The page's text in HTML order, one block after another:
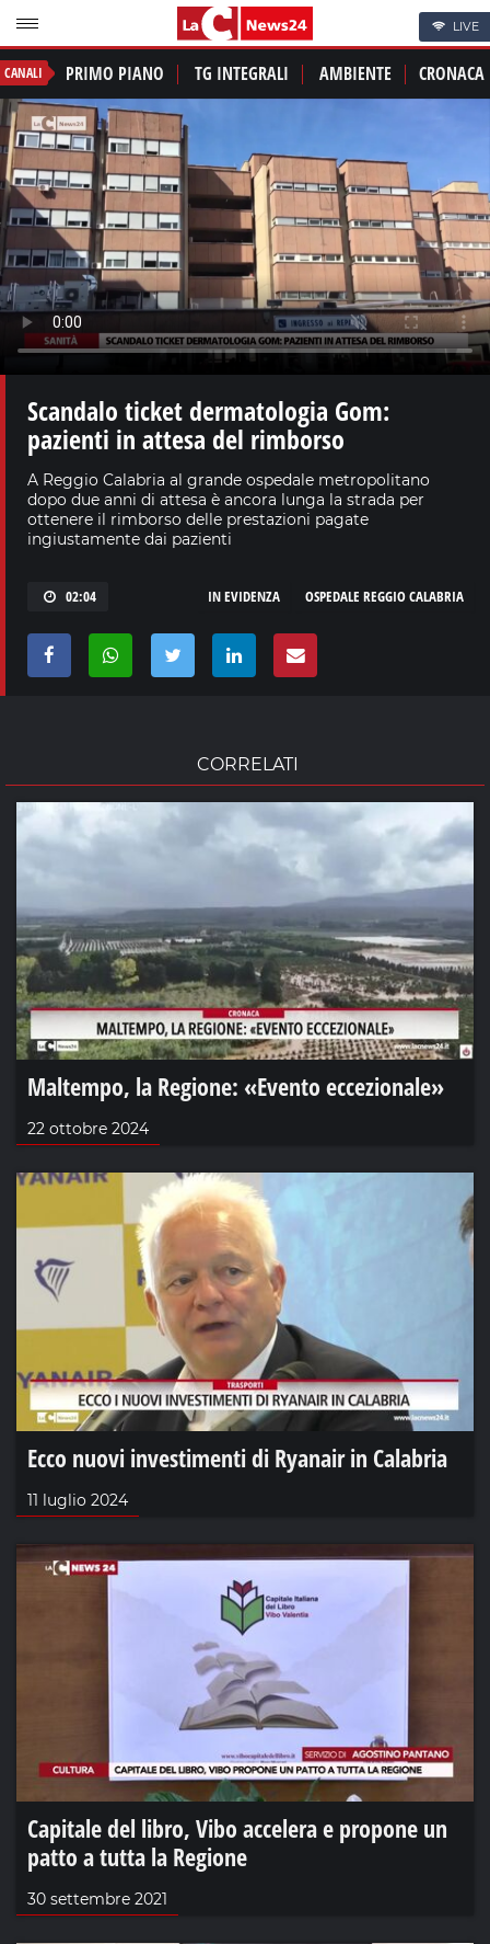
LIVE
CANALI PRIMO PIANO TG INTEGRALI AMBIENTE CRONACA
Scandalo ticket dermatologia Gom:
pazienti in attesa del rimborso
A Reggio Calabria al grande ospedale metropolitano
dopo due anni di attesa è ancora lunga la strada per
ottenere il rimborso delle prestazioni pagate
ingiustamente dai pazienti
02:04 OSPEDALE REGGIO CALABRIA
IN EVIDENZA
CORRELATI
Maltempo, la Regione: «Evento eccezionale»
22 ottobre 2024
Ecco nuovi investimenti di Ryanair in Calabria
11 luglio 2024
Capitale del libro, Vibo accelera e propone un
patto a tutta la Regione
30 settembre 2021